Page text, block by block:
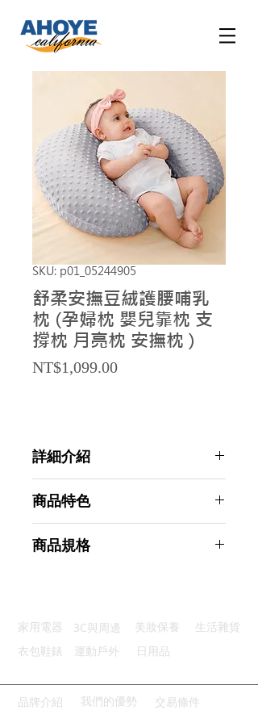
SKU: p01_05244905
舒柔安撫豆絨護腰哺乳
枕 (孕婦枕 嬰兒靠枕 支
撐枕 月亮枕 安撫枕 )
NT$1,099.00Price
詳細介紹
商品特色
柔軟觸感：豆豆絨質感超柔軟
商品規格
商品型號：p01_05244905
主要材質：棉/豆豆絨
商品重量(g)：485
產地名稱：中國大陸
家用電器 3C與周邊 美妝保養
生活雜貨
衣包鞋錶
運動戶外 日用品
品牌介紹 我們的優勢 交易條件